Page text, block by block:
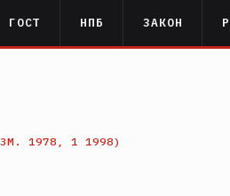
ГОСТ НПБ ЗАКОН
1978, 1 1998)